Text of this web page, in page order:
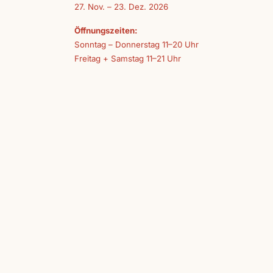
27. Nov. – 23. Dez. 2026
Öffnungszeiten:
Sonntag – Donnerstag 11–20 Uhr
Freitag + Samstag 11–21 Uhr